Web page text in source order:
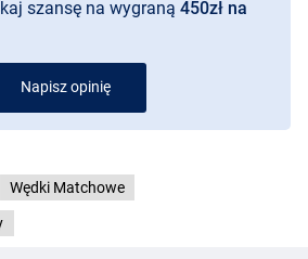
szansę na wygraną 450zł na
Napisz opinię
Wędki Matchowe